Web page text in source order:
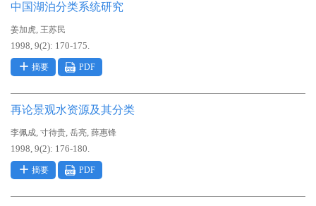
中国湖泊分类系统研究
姜加虎, 王苏民
1998, 9(2): 170-175.
摘要 PDF
再论景观水资源及其分类
李佩成, 寸待贵, 岳亮, 薛惠锋
1998, 9(2): 176-180.
摘要 PDF